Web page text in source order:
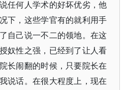
任何人学术的好坏优劣，他
下，这些学官有的就利用手
自己说一不二的领地。在这
奴性之强，已经到了让人看
长闹翻的时候，只要院长在
说话。在很大程度上，现在